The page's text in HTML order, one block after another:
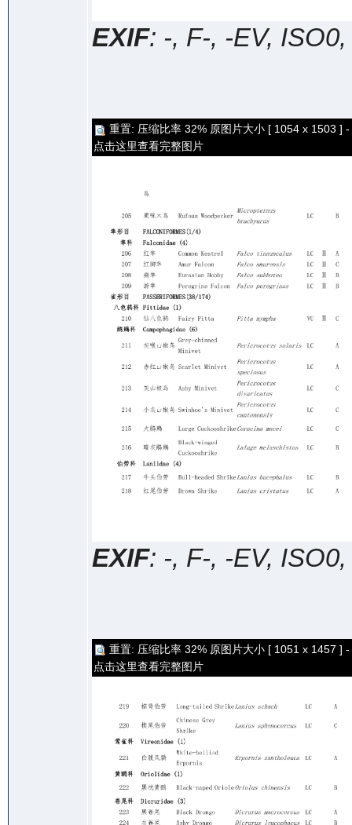
EXIF: -, F-, -EV,
重置: 压缩比率 32% 原图片大小 [ 1054 x 1503 ] -
点击这里查看完整图片
EXIF: -, F-, -EV,
重置: 压缩比率 32% 原图片大小 [ 1051 x 1457 ] -
点击这里查看完整图片